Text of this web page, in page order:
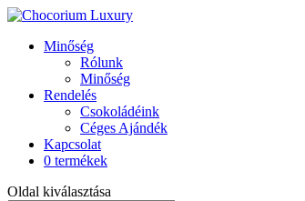
Minőség
Rólunk
Minőség
Rendelés
Csokoládéink
Céges Ajándék
Kapcsolat
0 termékek
Oldal kiválasztása